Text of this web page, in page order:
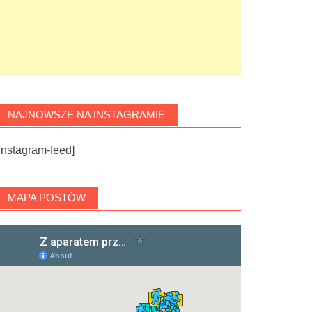
NAJNOWSZE NA INSTAGRAMIE
feed]
MAPA POSTÓW